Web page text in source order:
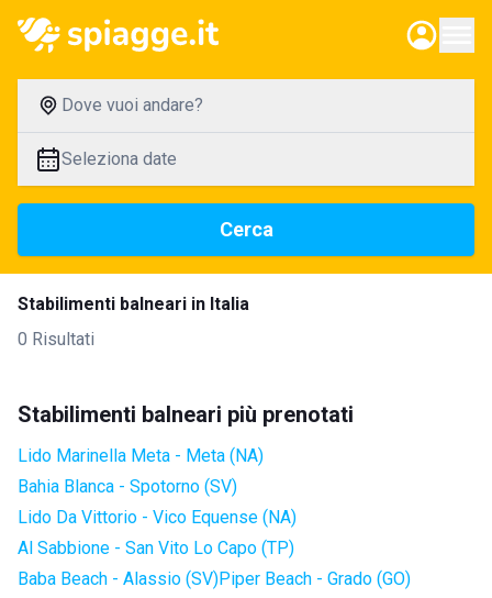
Dove vuoi andare?
Seleziona date
Cerca
Stabilimenti balneari in Italia
0 Risultati
Stabilimenti balneari più prenotati
Lido Marinella Meta - Meta (NA)
Bahia Blanca - Spotorno (SV)
Lido Da Vittorio - Vico Equense (NA)
Al Sabbione - San Vito Lo Capo (TP)
Baba Beach - Alassio (SV)Piper Beach - Grado (GO)